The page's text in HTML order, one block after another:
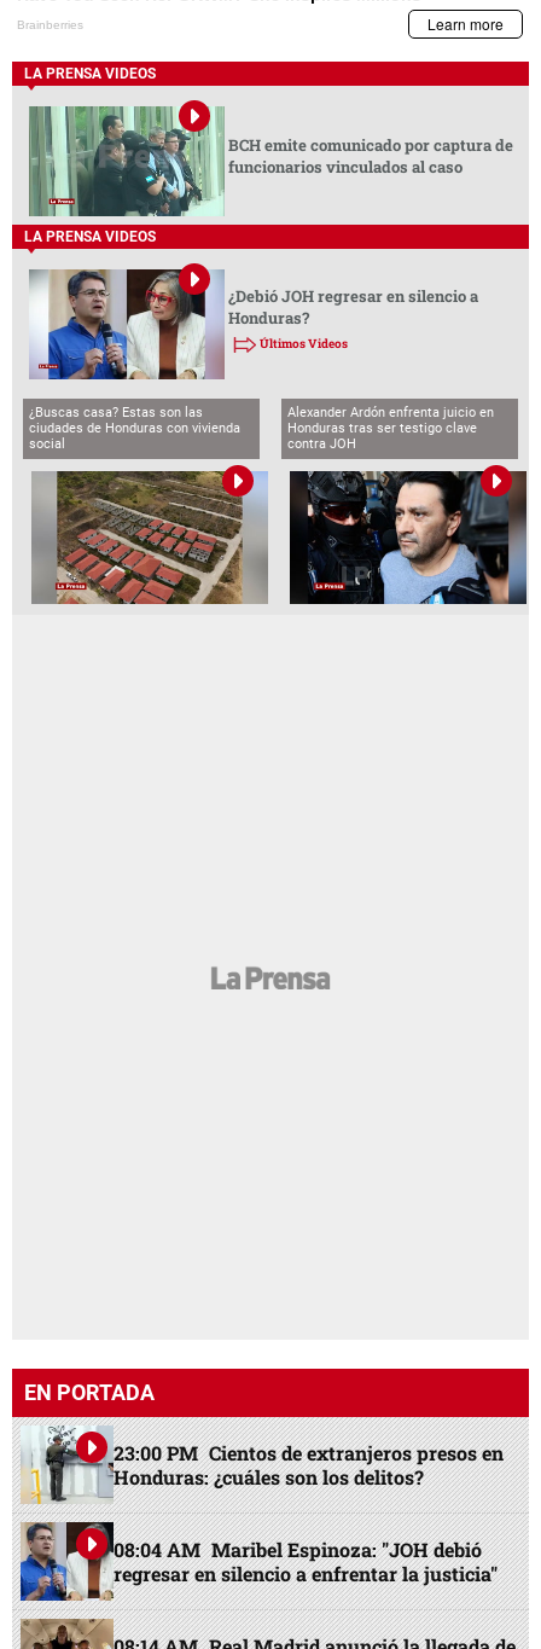
LA PRENSA VIDEOS
BCH emite comunicado por captura de
funcionarios vinculados al caso
LA PRENSA VIDEOS
¿Debió JOH regresar en silencio a
Honduras?
Últimos Videos
¿Buscas casa? Estas son las
ciudades de Honduras con vivienda
social
Alexander Ardón enfrenta juicio en
Honduras tras ser testigo clave
contra JOH
EN PORTADA
23:00 PM Cientos de extranjeros presos en
Honduras: ¿cuáles son los delitos?
08:04 AM Maribel Espinoza: "JOH debió
regresar en silencio a enfrentar la justicia"